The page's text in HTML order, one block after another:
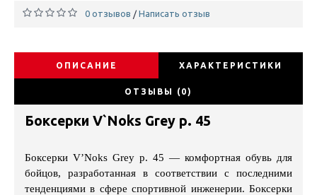
0 отзывов / Написать отзыв
ОПИСАНИЕ ХАРАКТЕРИСТИКИ
ОТЗЫВЫ (0)
Боксерки V`Noks Grey р. 45
Боксерки V’Noks Grey р. 45 — комфортная обувь для
бойцов, разработанная в соответствии с последними
тенденциями в сфере спортивной инженерии. Боксерки